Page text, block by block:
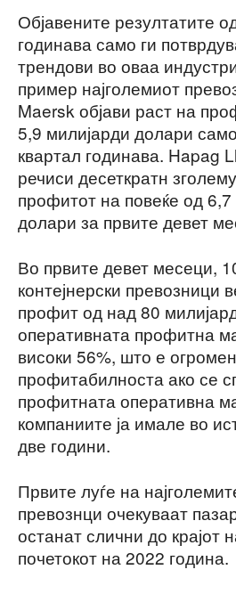
Објавените резултатите
годинава само ги
трендови во оваа
пример најголемиот
Maersk објави раст на
5,9 милијарди долари
квартал годинава. Hapag
речиси десеткратн
профитот на повеќе од 6,7
долари за првите девет
Во првите девет месеци,
контејнерски превозници
профит од над 80
оперативната профитна
високи 56%, што е
профитабилноста ако се
профитната оперативна
компаниите ја имале во
две години.
Првите луѓе на
превознци очекуваат
останат слични до крајот
почетокот на 2022 година.